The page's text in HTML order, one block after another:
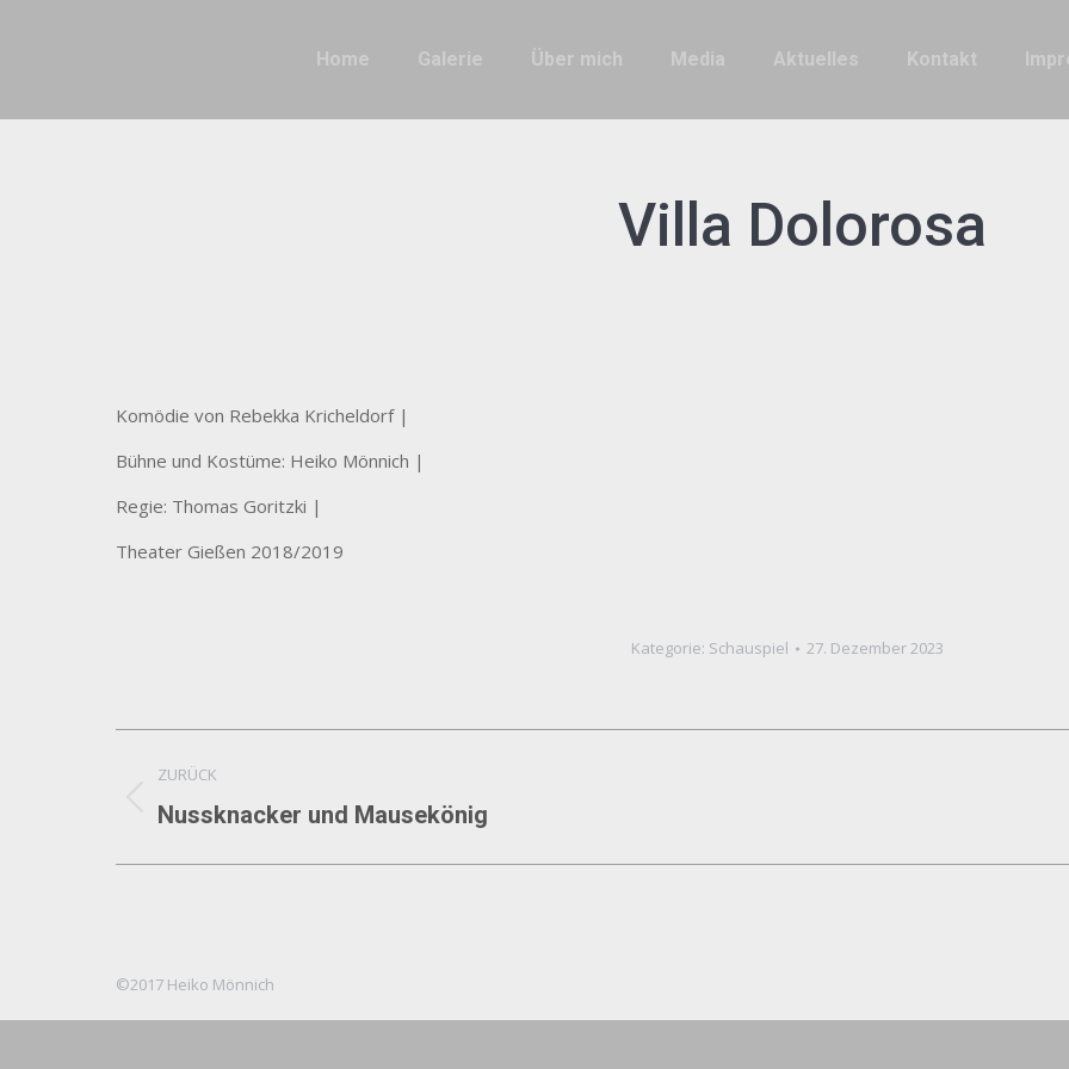
Home Galerie Über mich Media Aktuelles Kontakt
Villa Dolorosa
Komödie von Rebekka Kricheldorf |
Bühne und Kostüme: Heiko Mönnich |
Regie: Thomas Goritzki |
Theater Gießen 2018/2019
Kategorie: Schauspiel 27. Dezember 2023
Album-
Navigation
ZURÜCK
Vorheriges
Nussknacker und Mausekönig
©2017 Heiko Mönnich